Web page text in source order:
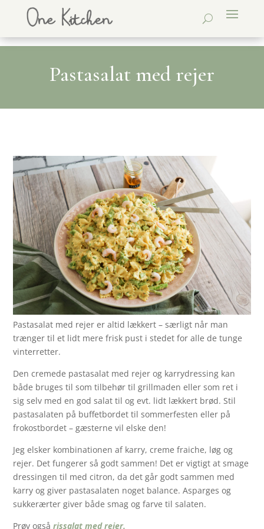
Pastasalat med rejer
Pastasalat med rejer er altid lækkert – særligt når man
trænger til et lidt mere frisk pust i stedet for alle de tunge
vinterretter.
Den cremede pastasalat med rejer og karrydressing kan
både bruges til som tilbehør til grillmaden eller som ret i
sig selv med en god salat til og evt. lidt lækkert brød. Stil
pastasalaten på buffetbordet til sommerfesten eller på
frokostbordet – gæsterne vil elske den!
Jeg elsker kombinationen af karry, creme fraiche, løg og
rejer. Det fungerer så godt sammen! Det er vigtigt at smage
dressingen til med citron, da det går godt sammen med
karry og giver pastasalaten noget balance. Asparges og
sukkerærter giver både smag og farve til salaten.
Prøv ogsårissalat med rejer.